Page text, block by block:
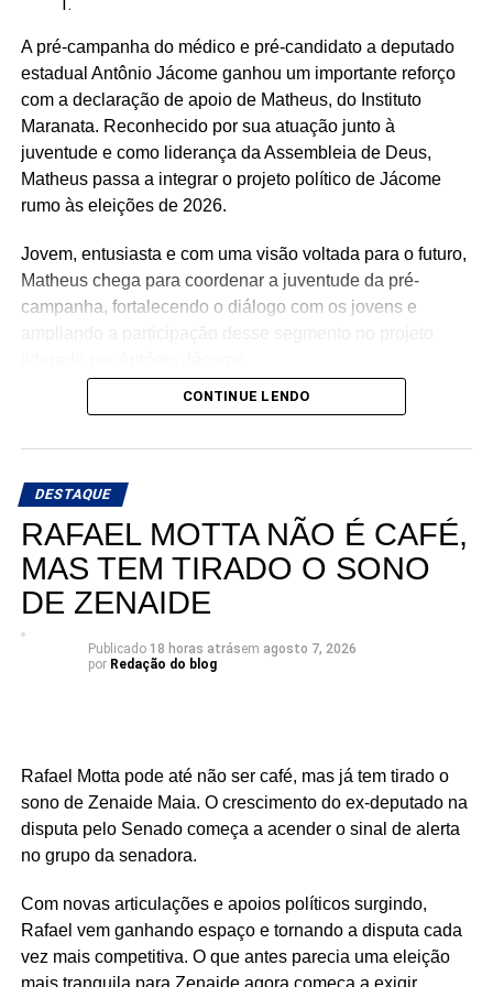
Wesley Mendes (BA)
Mãe Bernadete de Oxóssi (BA)
Ariane Magalhães (RJ)
combate o racismo religioso. Segundo a sigla, entre seus
filiados, há pessoas que se candidataram em defesa da
causa, sendo esta uma iniciativa desenvolvida por esse
A pré-campanha do médico e pré-candidato a deputado
estadual Antônio Jácome ganhou um importante reforço
com a declaração de apoio de Matheus, do Instituto
Maranata. Reconhecido por sua atuação junto à
juventude e como liderança da Assembleia de Deus,
Matheus passa a integrar o projeto político de Jácome
rumo às eleições de 2026.
Jovem, entusiasta e com uma visão voltada para o futuro,
Matheus chega para coordenar a juventude da pré-
campanha, fortalecendo o diálogo com os jovens e
Ao declarar seu apoio, Matheus afirmou acreditar na
busca retornar à Assembleia Legislativa, segue
ampliando sua base de apoio e reunindo lideranças de
diferentes regiões e segmentos da sociedade em torno de
sua pré-candidatura.
CONTINUE LENDO
DESTAQUE
RAFAEL MOTTA NÃO É CAFÉ,
MAS TEM TIRADO O SONO
DE ZENAIDE
Publicado 18 horas atrásem agosto 7, 2026
por Redação do blog
Rafael Motta pode até não ser café, mas já tem tirado o
sono de Zenaide Maia. O crescimento do ex-deputado na
disputa pelo Senado começa a acender o sinal de alerta
no grupo da senadora.
Com novas articulações e apoios políticos surgindo,
Rafael vem ganhando espaço e tornando a disputa cada
vez mais competitiva. O que antes parecia uma eleição
mais tranquila para Zenaide agora começa a exigir